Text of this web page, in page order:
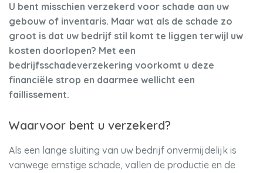
U bent misschien verzekerd voor schade aan uw
gebouw of inventaris. Maar wat als de schade zo
groot is dat uw bedrijf stil komt te liggen terwijl uw
kosten doorlopen? Met een
bedrijfsschadeverzekering voorkomt u deze
financiële strop en daarmee wellicht een
faillissement.
Waarvoor bent u verzekerd?
Als een lange sluiting van uw bedrijf onvermijdelijk is
vanwege ernstige schade, vallen de productie en de